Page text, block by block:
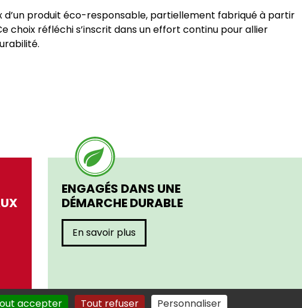
d’un produit éco-responsable, partiellement fabriqué à partir
choix réfléchi s’inscrit dans un effort continu pour allier
ENGAGÉS DANS UNE
DÉMARCHE DURABLE
En savoir plus
accepter Tout refuser Personnaliser